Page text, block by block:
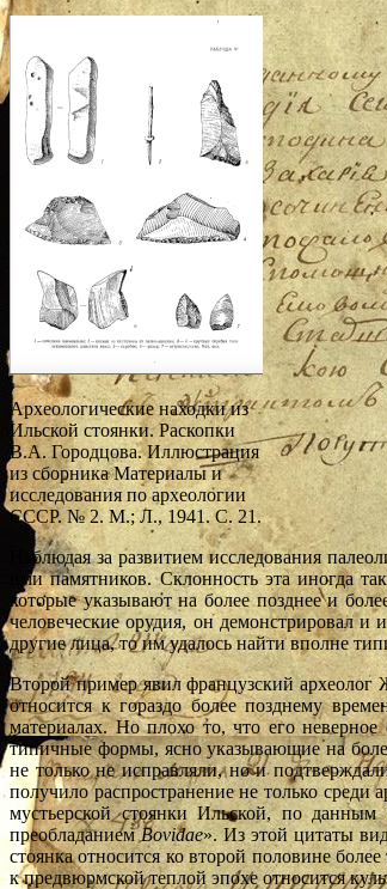
Археологические находки из
Ильской стоянки. Раскопки
В.А. Городцова. Иллюстрация
из сборника Материалы и
исследования по археологии
СССР. № 2. М.; Л., 1941. С. 21.
Наблюдая за развитием исследования
ими памятников. Склонность эта иногда
которые указывают на более позднее и
человеческие орудия, он демонстрировал и
другие лица, то им удалось найти вполне
Второй пример явил французский археолог
относится к гораздо более позднему
материалах. Но плохо то, что его
типичные формы, ясно указывающие на
не только не исправляли, но и
получило распространение не только
мустьерской стоянки Ильской, по
преобладаниемBovidae». Из этой цитаты
стоянка относится ко второй половине
к предвюрмской теплой эпохе относится